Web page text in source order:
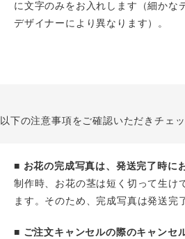
に文字のみをお入れします（細かな
デザイナーにより異なります）。
以下の注意事項をご確認いただきチェ
■ お花の完成写真は、発送完了時に
制作時、お花の茎は短く切って生け
ます。そのため、完成写真は発送完
■ ご注文キャンセルの際のキャンセ